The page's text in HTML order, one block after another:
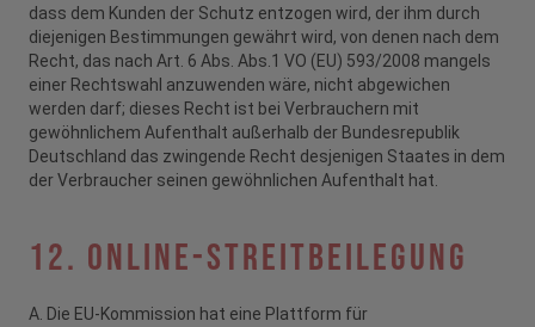
dass dem Kunden der Schutz entzogen wird, der ihm durch
diejenigen Bestimmungen gewährt wird, von denen nach dem
Recht, das nach Art. 6 Abs. Abs.1 VO (EU) 593/2008 mangels
einer Rechtswahl anzuwenden wäre, nicht abgewichen
werden darf; dieses Recht ist bei Verbrauchern mit
gewöhnlichem Aufenthalt außerhalb der Bundesrepublik
Deutschland das zwingende Recht desjenigen Staates in dem
der Verbraucher seinen gewöhnlichen Aufenthalt hat.
12. Online-Streitbeilegung
A. Die EU-Kommission hat eine Plattform für